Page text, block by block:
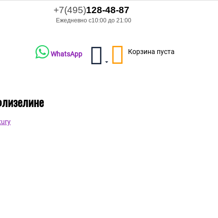
+7(495)128-48-87
Ежедневно с10:00 до 21:00
Корзина пуста
WhatsApp